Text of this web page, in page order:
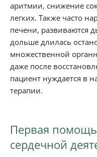
аритмии, снижение
легких. Также часто
печени, развиваются
дольше длилась
множественной
даже после
пациент нуждается в
терапии.
Первая
сердечной